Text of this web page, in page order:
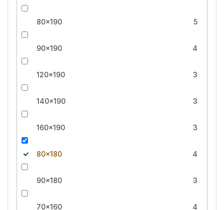
80x190 5
90x190 4
120x190 3
140x190 3
160x190 3
80x180 4
90x180 3
70x160 4